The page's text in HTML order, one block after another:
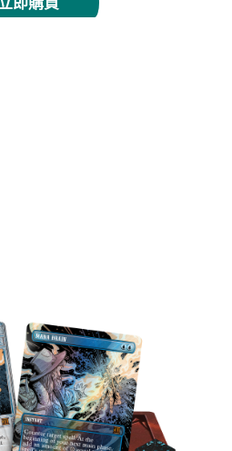
立即購買